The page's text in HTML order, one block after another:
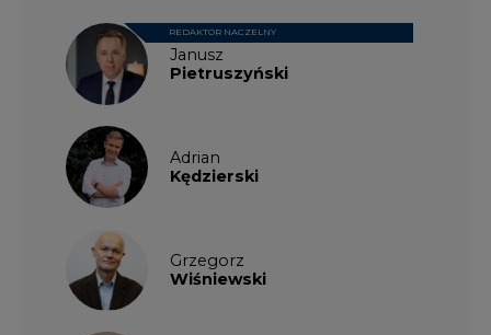
Janusz
Pietruszyński
REDAKTOR NACZELNY
Adrian
Kędzierski
Grzegorz
Wiśniewski